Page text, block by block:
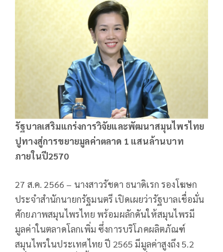
รัฐบาลเสริมแกร่งการวิจัยและพัฒนาสมุนไพรไทย
ปูทางสู่การขยายมูลค่าตลาด 1 แสนล้านบาท
ภายในปี2570
27 ส.ค. 2566 – นางสาวรัชดา ธนาดิเรก รองโฆษก
ประจำสำนักนายกรัฐมนตรี เปิดเผยว่ารัฐบาลเชื่อมั่น
ศักยภาพสมุนไพรไทย พร้อมผลักดันให้สมุนไพรมี
มูลค่าในตลาดโลกเพิ่ม ซึ่งการบริโภคผลิตภัณฑ์
สมุนไพรในประเทศไทย ปี 2565 มีมูลค่าสูงถึง 5.2